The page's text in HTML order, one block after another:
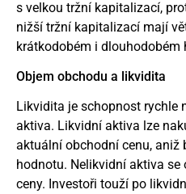
s velkou tržní kapitalizací,
nižší tržní kapitalizací mají
krátkodobém i dlouhodobém
Objem obchodu a likvidita
Likvidita je schopnost rychle
aktiva. Likvidní aktiva lze
aktuální obchodní cenu,
hodnotu. Nelikvidní aktiva
ceny. Investoři touží po